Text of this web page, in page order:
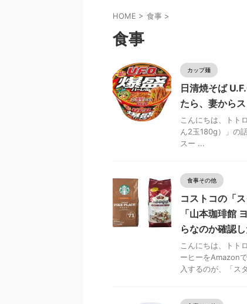
HOME > 食事 >
食事
カップ麺
日清焼そば
たら、妻から
こんにちは、トト
ん2玉180g）」の
スー ...
食事その他
コストコの「
「山本珈琲館
らなのか確認
こんにちは、トト
ーヒーをAmazon
入するのが、「ス